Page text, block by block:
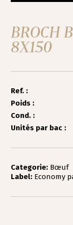
BROCH
8X150
Ref. :
Poids :
Cond. :
Unités par bac :
Categorie: Bœuf
Label: Economy